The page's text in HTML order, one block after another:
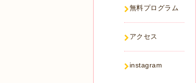
無料プログラム
アクセス
instagram